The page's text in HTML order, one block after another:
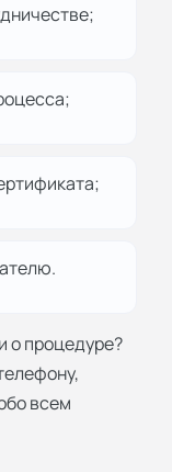
о процедуре?
всем